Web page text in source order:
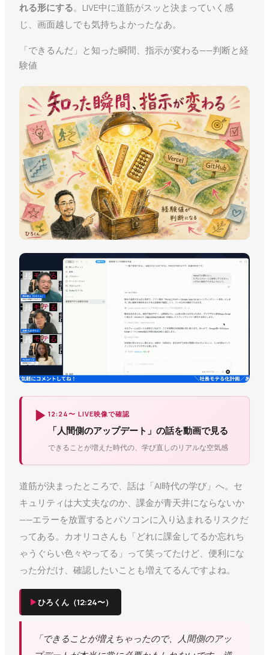
れる形にする。LIVE中に道筋がスッと決まっていく感
じ、画面越しでも気持ちよかったなあ。
「できるんだ」と知った瞬間、指示が変わる——判断と経
験値
▶ 12:24〜 LIVE映像で確認
「人間側のアップデート」の話を動画で見る
できることが増えた時代の、学び直しのリアルな空気感
道筋が決まったところで、話は「AI時代の学び」へ。セ
キュリティは大丈夫なのか、課金が青天井にならないか
——エラーを放置するとパソコンに入り込まれるリスクだ
ってある。カオリコさんも「どれに課金してるか忘れち
ゃうぐらい色々やってる」って笑ってたけど、便利にな
った分だけ、確認したいことも増えてるんですよね。
▶ひろくん（12:24〜）
「できることが増えちゃったので、人間側のアッ